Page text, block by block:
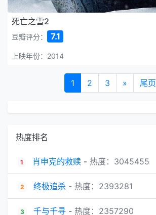
死亡之雪2
豆瓣评分： 7.1
上映年份：2014
1 2 3 » 尾页
热度排名
1 肖申克的救赎- 热度：3045455
2 终极追杀 - 热度：2393281
3 千与千寻- 热度：2357290